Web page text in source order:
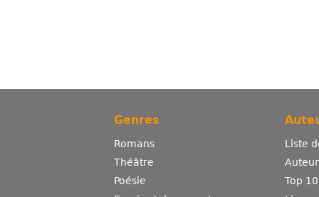
Genres
Romans
Théâtre
Poésie
Liste
Top